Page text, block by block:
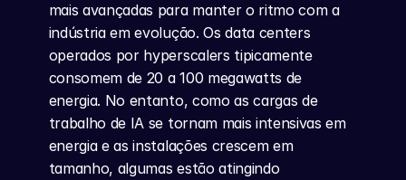
mais avançadas para manter o ritmo com a
indústria em evolução. Os data centers
operados por hyperscalers tipicamente
consomem de 20 a 100 megawatts de
energia. No entanto, como as cargas de
trabalho de IA se tornam mais intensivas em
energia e as instalações crescem em
tamanho, algumas estão atingindo